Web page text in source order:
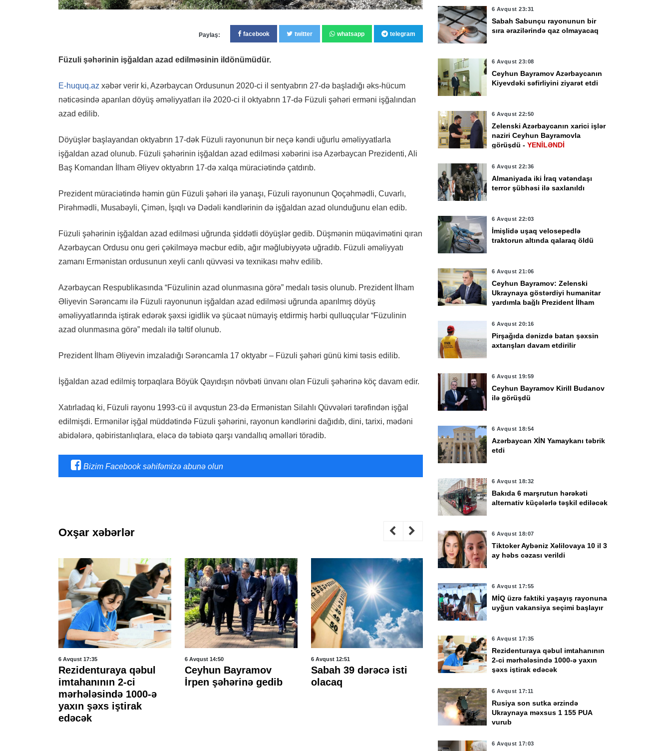
Paylaş: facebook twitter whatsapp telegram
Füzuli şəhərinin işğaldan azad edilməsinin ildönümüdür.
E-huquq.az xəbər verir ki, Azərbaycan Ordusunun 2020-ci il sentyabrın 27-də başladığı əks-hücum
nəticəsində aparılan döyüş əməliyyatları ilə 2020-ci il oktyabrın 17-də Füzuli şəhəri erməni işğalından
azad edilib.
Döyüşlər başlayandan oktyabrın 17-dək Füzuli rayonunun bir neçə kəndi uğurlu əməliyyatlarla
işğaldan azad olunub. Füzuli şəhərinin işğaldan azad edilməsi xəbərini isə Azərbaycan Prezidenti, Ali
Baş Komandan İlham Əliyev oktyabrın 17-də xalqa müraciətində çatdırıb.
Prezident müraciətində həmin gün Füzuli şəhəri ilə yanaşı, Füzuli rayonunun Qoçəhmədli, Cuvarlı,
Pirəhmədli, Musabəyli, Çimən, İşıqlı və Dədəli kəndlərinin də işğaldan azad olunduğunu elan edib.
Füzuli şəhərinin işğaldan azad edilməsi uğrunda şiddətli döyüşlər gedib. Düşmənin müqavimətini qıran
Azərbaycan Ordusu onu geri çəkilməyə məcbur edib, ağır məğlubiyyətə uğradıb. Füzuli əməliyyatı
zamanı Ermənistan ordusunun xeyli canlı qüvvəsi və texnikası məhv edilib.
Azərbaycan Respublikasında “Füzulinin azad olunmasına görə” medalı təsis olunub. Prezident İlham
Əliyevin Sərəncamı ilə Füzuli rayonunun işğaldan azad edilməsi uğrunda aparılmış döyüş
əməliyyatlarında iştirak edərək şəxsi igidlik və şücaət nümayiş etdirmiş hərbi qulluqçular “Füzulinin
azad olunmasına görə” medalı ilə təltif olunub.
Prezident İlham Əliyevin imzaladığı Sərəncamla 17 oktyabr – Füzuli şəhəri günü kimi təsis edilib.
İşğaldan azad edilmiş torpaqlara Böyük Qayıdışın növbəti ünvanı olan Füzuli şəhərinə köç davam edir.
Xatırladaq ki, Füzuli rayonu 1993-cü il avqustun 23-də Ermənistan Silahlı Qüvvələri tərəfindən işğal
edilmişdi. Ermənilər işğal müddətində Füzuli şəhərini, rayonun kəndlərini dağıdıb, dini, tarixi, mədəni
abidələrə, qəbiristanlıqlara, eləcə də təbiətə qarşı vandallıq əməlləri törədib.
Bizim Facebook səhifəmizə abunə olun
Oxşar xəbərlər
6 Avqust 17:35
Rezidenturaya qəbul
imtahanının 2-ci
mərhələsində 1000-ə
yaxın şəxs iştirak
edəcək
6 Avqust 14:50
Ceyhun Bayramov
İrpen şəhərinə gedib
6 Avqust 12:51
Sabah 39 dərəcə isti
olacaq
6 Avqust 12:32
Azərbaycanda BOKT
6 Avqust 11:53
düşüb
6 Avqust 23:31
Sabah Sabunçu rayonunun bir
sıra ərazilərində qaz olmayacaq
6 Avqust 23:08
Ceyhun Bayramov Azərbaycanın
Kiyevdəki səfirliyini ziyarət etdi
6 Avqust 22:50
Zelenski Azərbaycanın xarici işlər
naziri Ceyhun Bayramovla
görüşdü - YENİLƏNDİ
6 Avqust 22:36
Almaniyada iki İraq vətəndaşı
terror şübhəsi ilə saxlanıldı
6 Avqust 22:03
İmişlidə uşaq velosepedlə
traktorun altında qalaraq öldü
6 Avqust 21:06
Ceyhun Bayramov: Zelenski
Ukraynaya göstərdiyi humanitar
yardımla bağlı Prezident İlham
6 Avqust 20:16
Pirşağıda dənizdə batan şəxsin
axtarışları davam etdirilir
6 Avqust 19:59
Ceyhun Bayramov Kirill Budanov
ilə görüşdü
6 Avqust 18:54
Azərbaycan XİN Yamaykanı təbrik
etdi
6 Avqust 18:32
Bakıda 6 marşrutun hərəkəti
alternativ küçələrlə təşkil ediləcək
6 Avqust 18:07
Tiktoker Aybəniz Xəlilovaya 10 il 3
ay həbs cəzası verildi
6 Avqust 17:55
MİQ üzrə faktiki yaşayış rayonuna
uyğun vakansiya seçimi başlayır
6 Avqust 17:35
Rezidenturaya qəbul imtahanının
2-ci mərhələsində 1000-ə yaxın
şəxs iştirak edəcək
6 Avqust 17:11
Rusiya son sutka ərzində
Ukraynaya məxsus 1 155 PUA
vurub
6 Avqust 17:03